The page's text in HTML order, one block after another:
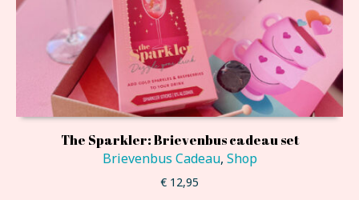
The Sparkler: Brievenbus cadeau set
Brievenbus Cadeau, Shop
€ 12,95